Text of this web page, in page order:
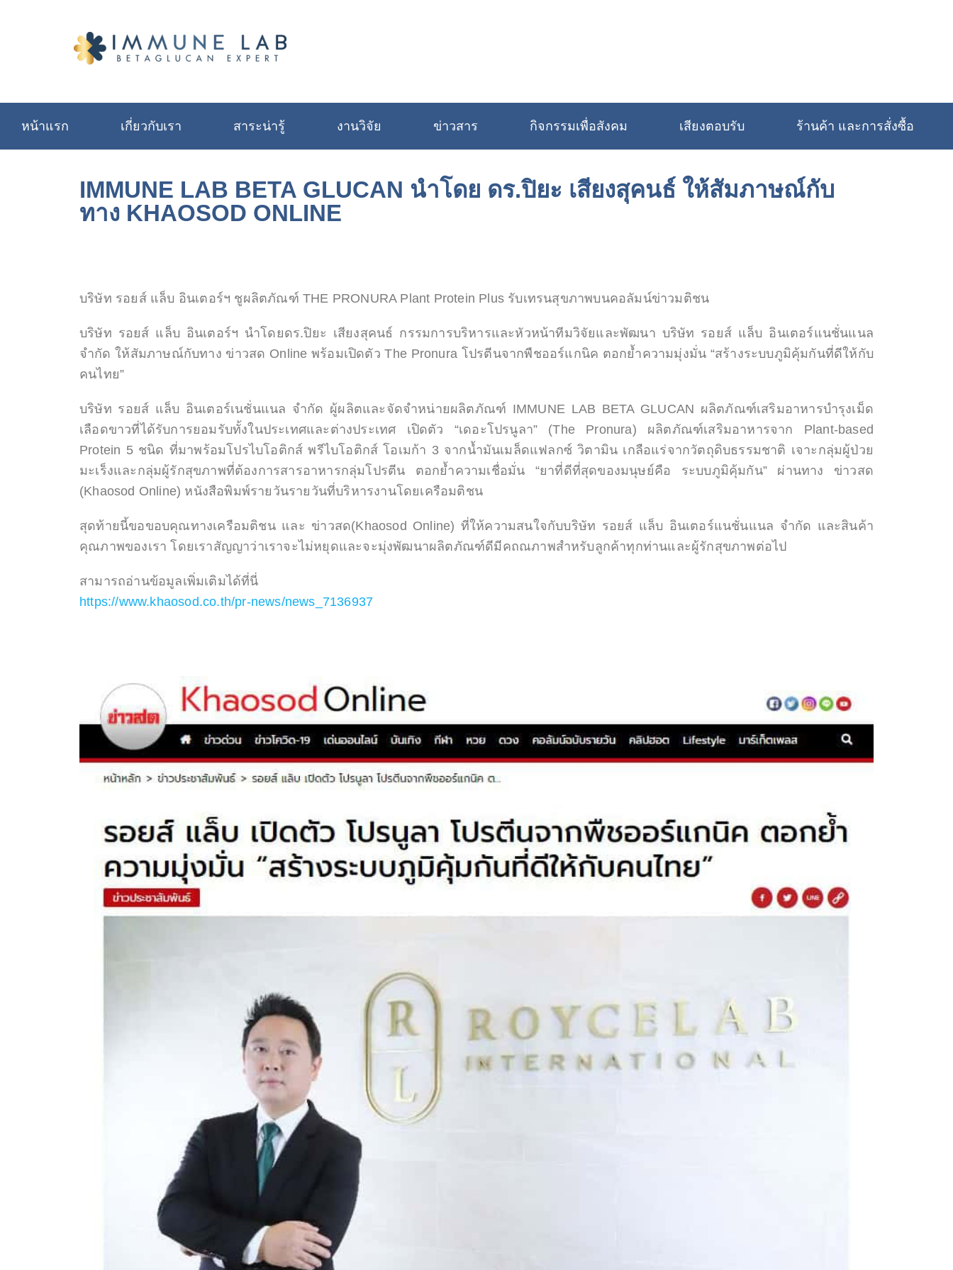
หน้าแรก เกี่ยวกับเรา สาระน่ารู้ งานวิจัย ข่าวสาร กิจกรรมเพื่อสังคม เสียงตอบรับ ร้านค้า และการสั่งซื้อ
IMMUNE LAB BETA GLUCAN นำโดย ดร.ปิยะ เสียงสุคนธ์ ให้สัมภาษณ์กับ
ทาง KHAOSOD ONLINE
บริษัท รอยส์ แล็บ อินเตอร์ฯ ชูผลิตภัณฑ์ THE PRONURA Plant Protein Plus รับเทรนสุขภาพบนคอลัมน์ข่าวมติชน
บริษัท รอยส์ แล็บ อินเตอร์ฯ นำโดยดร.ปิยะ เสียงสุคนธ์ กรรมการบริหารและหัวหน้าทีมวิจัยและพัฒนา บริษัท รอยส์ แล็บ อินเตอร์แนชั่นแนล
จำกัด ให้สัมภาษณ์กับทาง ข่าวสด Online พร้อมเปิดตัว The Pronura โปรตีนจากพืชออร์แกนิค ตอกย้ำความมุ่งมั่น “สร้างระบบภูมิคุ้มกันที่ดีให้กับ
คนไทย”
บริษัท รอยส์ แล็บ อินเตอร์เนชั่นแนล จำกัด ผู้ผลิตและจัดจำหน่ายผลิตภัณฑ์ IMMUNE LAB BETA GLUCAN ผลิตภัณฑ์เสริมอาหารบำรุงเม็ด
เลือดขาวที่ได้รับการยอมรับทั้งในประเทศและต่างประเทศ เปิดตัว “เดอะโปรนูลา” (The Pronura) ผลิตภัณฑ์เสริมอาหารจาก Plant-based
Protein 5 ชนิด ที่มาพร้อมโปรไบโอติกส์ พรีไบโอติกส์ โอเมก้า 3 จากน้ำมันเมล็ดแฟลกซ์ วิตามิน เกลือแร่จากวัตถุดิบธรรมชาติ เจาะกลุ่มผู้ป่วย
มะเร็งและกลุ่มผู้รักสุขภาพที่ต้องการสารอาหารกลุ่มโปรตีน ตอกย้ำความเชื่อมั่น “ยาที่ดีที่สุดของมนุษย์คือ ระบบภูมิคุ้มกัน” ผ่านทาง ข่าวสด
(Khaosod Online) หนังสือพิมพ์รายวันรายวันที่บริหารงานโดยเครือมติชน
สุดท้ายนี้ขอขอบคุณทางเครือมติชน และ ข่าวสด(Khaosod Online) ที่ให้ความสนใจกับบริษัท รอยส์ แล็บ อินเตอร์แนชั่นแนล จำกัด และสินค้า
คุณภาพของเรา โดยเราสัญญาว่าเราจะไม่หยุดและจะมุ่งพัฒนาผลิตภัณฑ์ดีมีคถณภาพสำหรับลูกค้าทุกท่านและผู้รักสุขภาพต่อไป
สามารถอ่านข้อมูลเพิ่มเติมได้ที่นี่
https://www.khaosod.co.th/pr-news/news_7136937